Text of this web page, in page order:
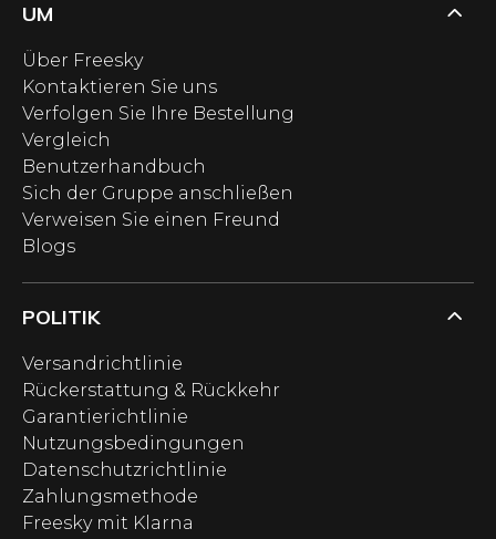
UM
Über Freesky
Kontaktieren Sie uns
Verfolgen Sie Ihre Bestellung
Vergleich
Benutzerhandbuch
Sich der Gruppe anschließen
Verweisen Sie einen Freund
Blogs
POLITIK
Versandrichtlinie
Rückerstattung & Rückkehr
Garantierichtlinie
Nutzungsbedingungen
Datenschutzrichtlinie
Zahlungsmethode
Freesky mit Klarna